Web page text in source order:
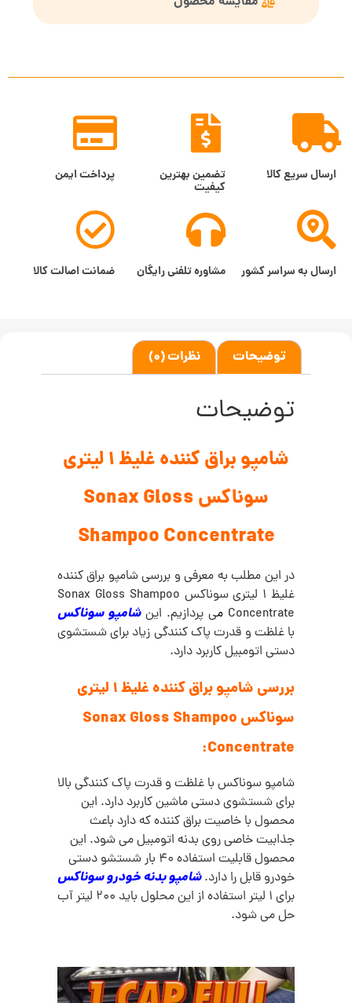
ارسال سریع کالا تضمین بهترین
کیفیت
پرداخت ایمن
ارسال به سراسر کشور مشاوره تلفنی رایگان ضمانت اصالت کالا
توضیحات نظرات (0)
توضیحات
شامپو براق کننده غلیظ 1 لیتری
سوناکس Sonax Gloss
Shampoo Concentrate
در این مطلب به معرفی و بررسی شامپو براق کننده
غلیظ 1 لیتری سوناکس Sonax Gloss Shampoo
Concentrate می پردازیم. اینشامپو سوناکس
با غلظت و قدرت پاک کنندگی زياد برای شستشوی
دستی اتومبيل کاربرد دارد.
بررسی شامپو براق کننده غلیظ 1 لیتری
سوناکس Sonax Gloss Shampoo
Concentrate:
شامپو سوناکس با غلظت و قدرت پاک کنندگی بالا
برای شستشوی دستی ماشین کاربرد دارد. این
محصول با خاصیت براق کننده که دارد باعث
جذابیت خاصی روی بدنه اتومبیل می شود. این
محصول قابلیت استفاده 40 بار شستشو دستی
خودرو قابل را دارد.شامپو بدنه خودرو سوناکس
برای 1 لیتر استفاده از این محلول باید 200 لیتر آب
حل می شود.